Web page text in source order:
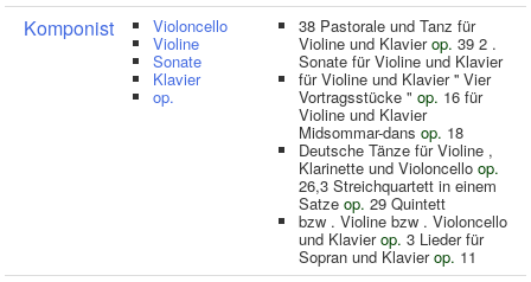
Komponist Violoncello
Violine
Sonate
Klavier
op.
38 Pastorale und Tanz für
Violine und Klavierop. 39 2 .
Sonate für Violine und Klavier
für Violine und Klavier '' Vier
Vortragsstücke " op. 16 für
Violine und Klavier
Midsommar-dans op. 18
Deutsche Tänze für Violine ,
Klarinette und Violoncello op.
26,3 Streichquartett in einem
Satze op. 29 Quintett
bzw . Violine bzw . Violoncello
und Klavierop. 3 Lieder für
Sopran und Klavierop. 11